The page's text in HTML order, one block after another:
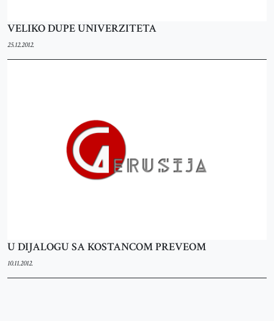
VELIKO DUPE UNIVERZITETA
25.12.2012.
U DIJALOGU SA KOSTANCOM PREVEOM
10.11.2012.